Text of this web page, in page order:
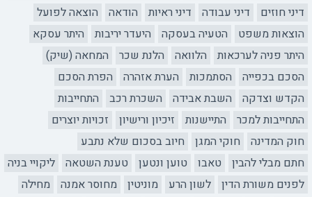
דיני חוזים
דיני עבודה דיני ראיות הודאה
הוצאה לפועל
הוצאות משפט
הטעיה בעסקה היעדר יריבות
היתר עסקא
היתר פניה לערכאות
הלוואה הלנת שכר
המחאה (שיק)
הסכם בכפייה
הסתמכות הערת אזהרה
הפרת הסכם
הקדש וצדקה
השבת אבידה השכרת רכב
התחייבות
התחייבות למכר
התיישנות זיכיון ורישיון
זכויות יוצרים
חוק המדינה
חוקי המגן
חיוב בסכום שלא נתבע
חתם מבלי להבין
טאבו טוען ונטען טענת השטאה
ליקויי בניה
לפנים משורת הדין
לשון הרע מוניטין מחוסר אמנה
מחילה